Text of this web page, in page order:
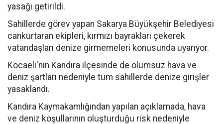
yasağı getirildi.
Sahillerde görev yapan Sakarya Büyükşehir Belediyesi
cankurtaran ekipleri, kırmızı bayrakları çekerek
vatandaşları denize girmemeleri konusunda uyarıyor.
Kocaeli'nin Kandıra ilçesinde de olumsuz hava ve
deniz şartları nedeniyle tüm sahillerde denize girişler
yasaklandı.
Kandıra Kaymakamlığından yapılan açıklamada, hava
ve deniz koşullarının oluşturduğu risk nedeniyle